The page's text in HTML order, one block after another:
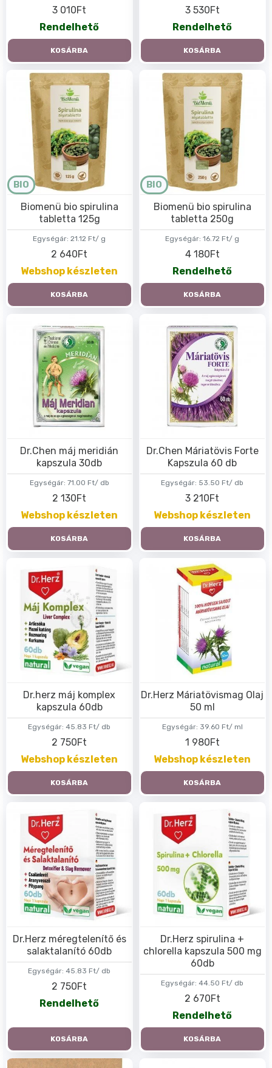
3 010Ft
Rendelhető
KOSÁRBA
3 530Ft
Rendelhető
KOSÁRBA
BIO
Egységár: 21.12 Ft/ g
Biomenü bio spirulina
tabletta 125g
2 640Ft
Webshop készleten
KOSÁRBA
BIO
Egységár: 16.72 Ft/ g
Biomenü bio spirulina
tabletta 250g
4 180Ft
Rendelhető
KOSÁRBA
Egységár: 71.00 Ft/ db
Dr.Chen máj meridián
kapszula 30db
2 130Ft
Webshop készleten
KOSÁRBA
Egységár: 53.50 Ft/ db
Dr.Chen Máriatövis Forte
Kapszula 60 db
3 210Ft
Webshop készleten
KOSÁRBA
Egységár: 45.83 Ft/ db
Dr.herz máj komplex
kapszula 60db
2 750Ft
Webshop készleten
KOSÁRBA
Egységár: 39.60 Ft/ ml
Dr.Herz Máriatövismag Olaj
50 ml
1 980Ft
Webshop készleten
KOSÁRBA
Egységár: 45.83 Ft/ db
Dr.Herz méregtelenítő és
salaktalanító 60db
2 750Ft
Rendelhető
KOSÁRBA
Egységár: 44.50 Ft/ db
Dr.Herz spirulina +
chlorella kapszula 500 mg
60db
2 670Ft
Rendelhető
KOSÁRBA